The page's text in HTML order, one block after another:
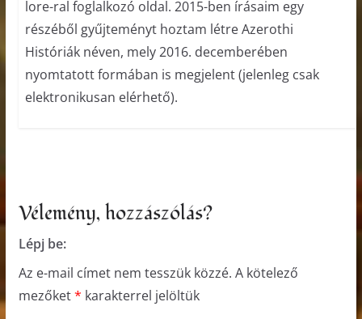
lore-ral foglalkozó oldal. 2015-ben írásaim egy
részéből gyűjteményt hoztam létre Azerothi
Históriák néven, mely 2016. decemberében
nyomtatott formában is megjelent (jelenleg csak
elektronikusan elérhető).
Vélemény, hozzászólás?
Lépj be:
Az e-mail címet nem tesszük közzé. A kötelező
mezőket* karakterrel jelöltük